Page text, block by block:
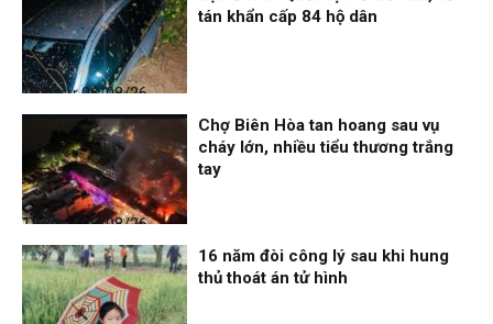
Thời sự
06/08/26, 12:33
tán khẩn cấp 84 hộ dân
Thời sự
06/08/26, 12:30
Chợ Biên Hòa tan hoang sau vụ
cháy lớn, nhiều tiểu thương trắng
tay
16 năm đòi công lý sau khi hung
thủ thoát án tử hình